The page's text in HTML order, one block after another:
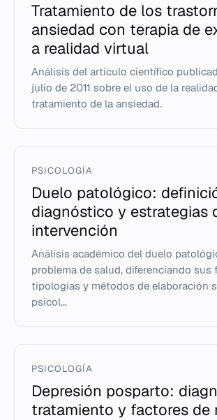
Tratamiento de los
ansiedad con terapia de
a realidad virtual
Análisis del artículo científico
julio de 2011 sobre el uso de la
tratamiento de la ansiedad.
PSICOLOGÍA
Duelo patológico:
diagnóstico y estrategias
intervención
Análisis académico del duelo
problema de salud, diferenciando sus
tipologías y métodos de elaboración
psicol...
PSICOLOGÍA
Depresión posparto:
tratamiento y factores de